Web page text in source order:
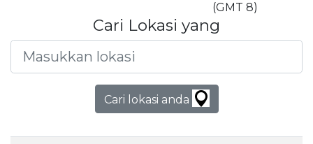
(GMT 8)
Cari Lokasi yang
Cari lokasi anda